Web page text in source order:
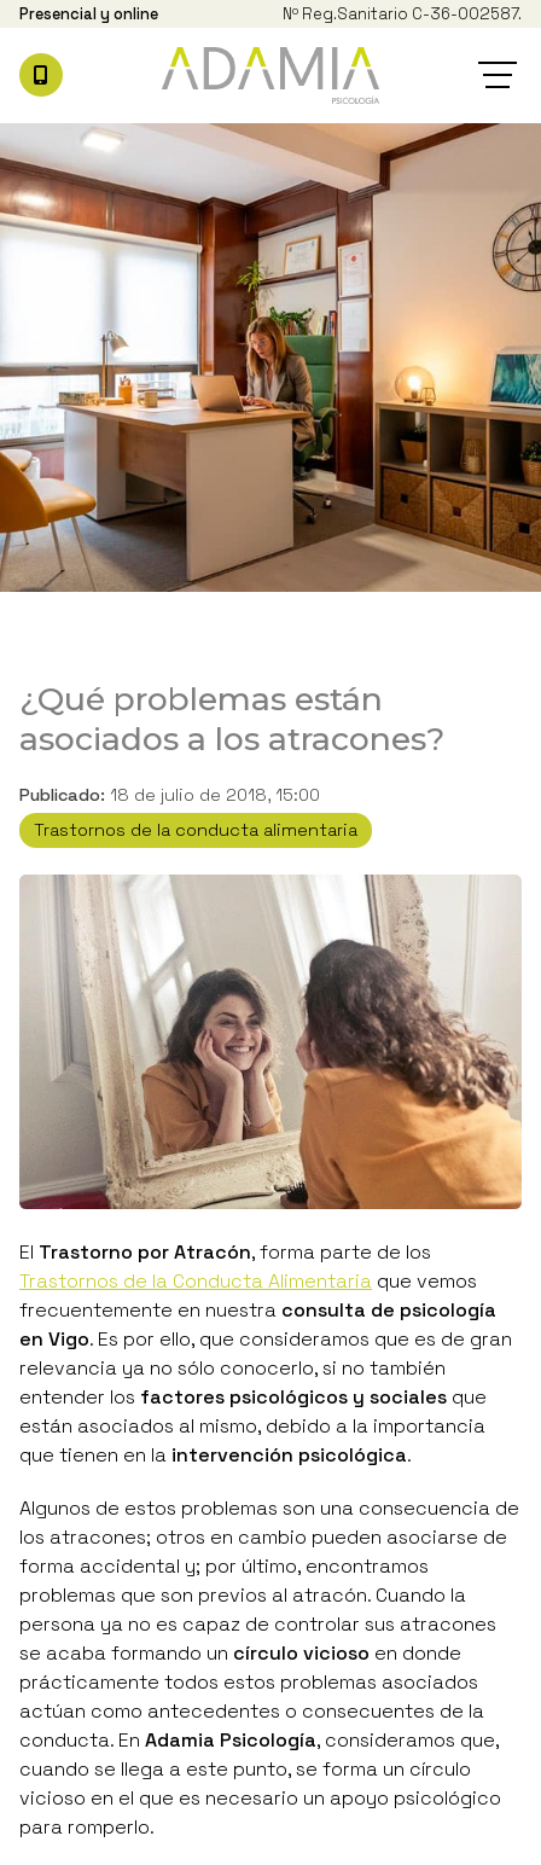
Presencial y online Nº Reg.Sanitario C-36-002587.
¿Qué problemas están
asociados a los atracones?
Publicado: 18 de julio de 2018, 15:00
Trastornos de la conducta alimentaria
El Trastorno por Atracón, forma parte de los
Trastornos de la Conducta Alimentaria que vemos
frecuentemente en nuestra consulta de psicología
en Vigo. Es por ello, que consideramos que es de gran
relevancia ya no sólo conocerlo, si no también
entender los factores psicológicos y sociales que
están asociados al mismo, debido a la importancia
que tienen en la intervención psicológica.
Algunos de estos problemas son una consecuencia de
los atracones; otros en cambio pueden asociarse de
forma accidental y; por último, encontramos
problemas que son previos al atracón. Cuando la
persona ya no es capaz de controlar sus atracones
se acaba formando un círculo vicioso en donde
prácticamente todos estos problemas asociados
actúan como antecedentes o consecuentes de la
conducta. En Adamia Psicología, consideramos que,
cuando se llega a este punto, se forma un círculo
vicioso en el que es necesario un apoyo psicológico
para romperlo.